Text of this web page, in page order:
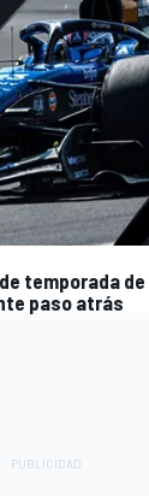
temporada de
paso atrás